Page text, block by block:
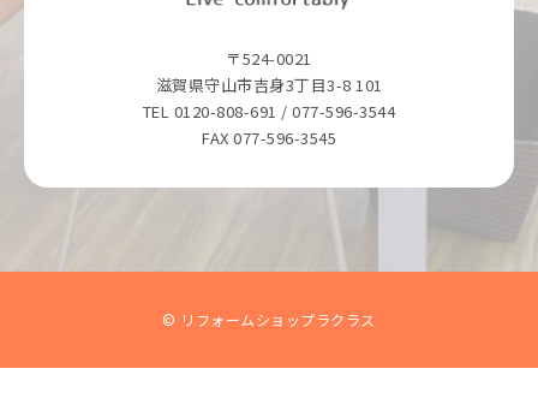
〒524-0021
滋賀県守山市吉身3丁目3-8 101
TEL 0120-808-691 / 077-596-3544
FAX 077-596-3545
© リフォームショップラクラス